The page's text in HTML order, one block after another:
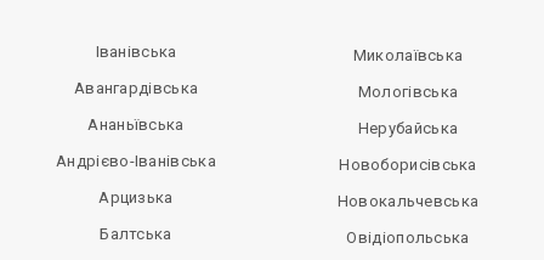
Іванівська
Авангардівська
Ананьївська
Андрієво-Іванівська
Арцизька
Балтська
Миколаївська
Мологівська
Нерубайська
Новоборисівська
Новокальчевська
Овідіопольська